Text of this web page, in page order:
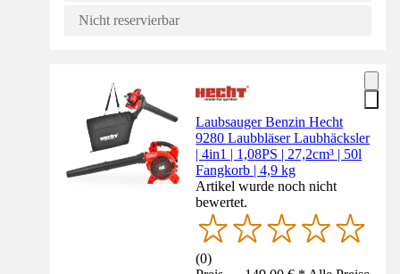
Nicht reservierbar
Laubsauger Benzin Hecht
9280 Laubbläser Laubhäcksler
| 4in1 | 1,08PS | 27,2cm³ | 50l
Fangkorb | 4,9 kg
Artikel wurde noch nicht
bewertet.
(0)